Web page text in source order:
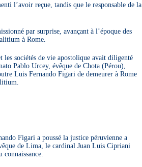
l’avoir reçue, tandis que le responsable de la
par surprise, avançant à l’époque des
à Rome.
sociétés de vie apostolique avait diligenté
Pablo Urcey, évêque de Chota (Pérou),
Luis Fernando Figari de demeurer à Rome
Figari a poussé la justice péruvienne a
de Lima, le cardinal Juan Luis Cipriani